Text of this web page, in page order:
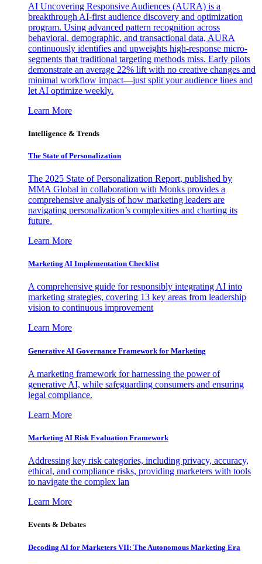
AI Uncovering Responsive Audiences (AURA) is a
breakthrough AI-first audience discovery and optimization
program. Using advanced pattern recognition across
behavioral, demographic, and transactional data, AURA
continuously identifies and upweights high-response micro-
segments that traditional targeting methods miss. Early pilots
demonstrate an average 22% lift with no creative changes and
minimal workflow impact—just split your audience lines and
let AI optimize weekly.
Learn More
Intelligence & Trends
The State of Personalization
The 2025 State of Personalization Report, published by
MMA Global in collaboration with Monks provides a
comprehensive analysis of how marketing leaders are
navigating personalization’s complexities and charting its
future.
Learn More
Marketing AI Implementation Checklist
A comprehensive guide for responsibly integrating AI into
marketing strategies, covering 13 key areas from leadership
vision to continuous improvement
Learn More
Generative AI Governance Framework for Marketing
A marketing framework for harnessing the power of
generative AI, while safeguarding consumers and ensuring
legal compliance.
Learn More
Marketing AI Risk Evaluation Framework
Addressing key risk categories, including privacy, accuracy,
ethical, and compliance risks, providing marketers with tools
to navigate the complex lan
Learn More
Events & Debates
Decoding AI for Marketers VII: The Autonomous Marketing Era